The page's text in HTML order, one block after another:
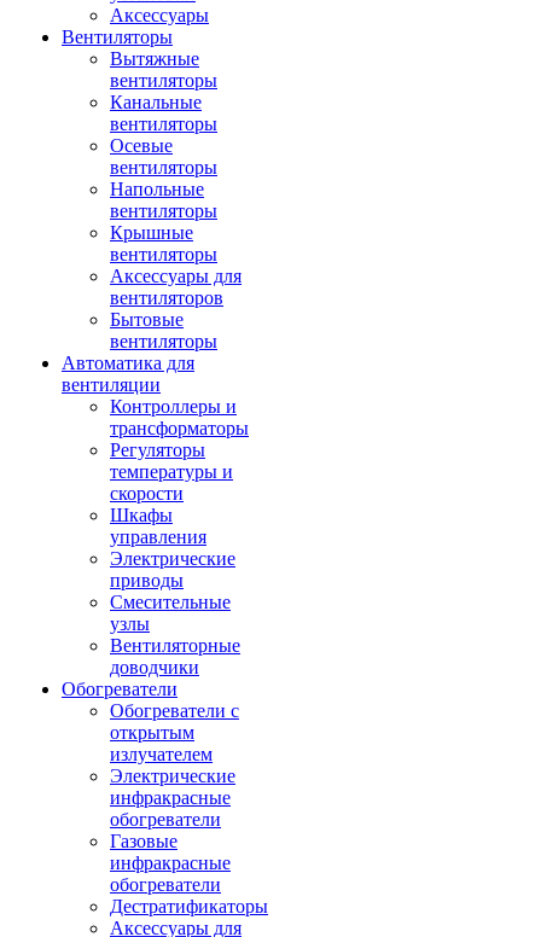
Аксессуары
Вентиляторы
Вытяжные
вентиляторы
Канальные
вентиляторы
Осевые
вентиляторы
Напольные
вентиляторы
Крышные
вентиляторы
Аксессуары для
вентиляторов
Бытовые
вентиляторы
Автоматика для
вентиляции
Контроллеры и
трансформаторы
Регуляторы
температуры и
скорости
Шкафы
управления
Электрические
приводы
Смесительные
узлы
Вентиляторные
доводчики
Обогреватели
Обогреватели с
открытым
излучателем
Электрические
инфракрасные
обогреватели
Газовые
инфракрасные
обогреватели
Дестратификаторы
Аксессуары для